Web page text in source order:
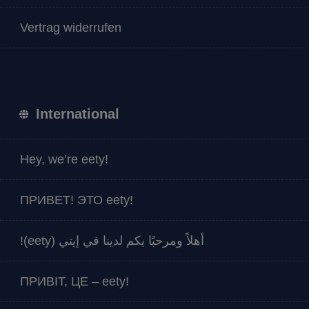
Vertrag widerrufen
International
Hey, we’re eety!
ПРИВЕТ! ЭТО eety!
أهلاً ومرحبًا بكم لدينا في إيتي (eety)!
ПРИВІТ, ЦЕ – eety!